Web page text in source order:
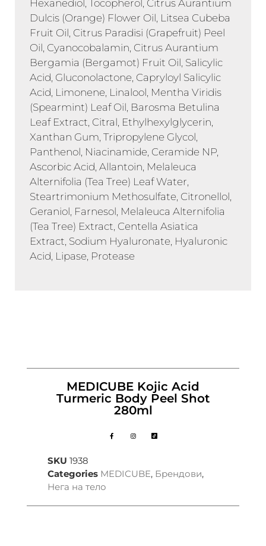
Hexanediol, Tocopherol, Citrus Aurantium
Dulcis (Orange) Flower Oil, Litsea Cubeba
Fruit Oil, Citrus Paradisi (Grapefruit) Peel
Oil, Cyanocobalamin, Citrus Aurantium
Bergamia (Bergamot) Fruit Oil, Salicylic
Acid, Gluconolactone, Capryloyl Salicylic
Acid, Limonene, Linalool, Mentha Viridis
(Spearmint) Leaf Oil, Barosma Betulina
Leaf Extract, Citral, Ethylhexylglycerin,
Xanthan Gum, Tripropylene Glycol,
Panthenol, Niacinamide, Ceramide NP,
Ascorbic Acid, Allantoin, Melaleuca
Alternifolia (Tea Tree) Leaf Water,
Steartrimonium Methosulfate, Citronellol,
Geraniol, Farnesol, Melaleuca Alternifolia
(Tea Tree) Extract, Centella Asiatica
Extract, Sodium Hyaluronate, Hyaluronic
Acid, Lipase, Protease
MEDICUBE Kojic Acid
Turmeric Body Peel Shot
280ml
SKU 1938
Categories MEDICUBE, Брендови,
Нега на тело